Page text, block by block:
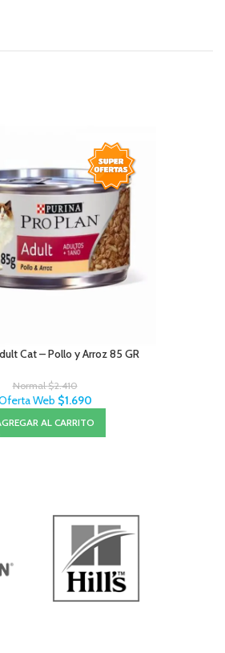
Cat – Pollo y Arroz 85 GR
Normal$2.410
Web $1.690
AL CARRITO